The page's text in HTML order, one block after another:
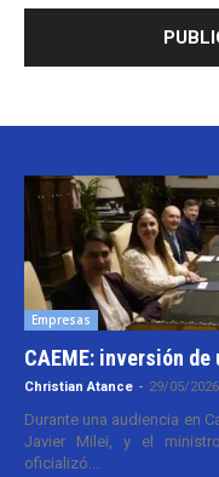
Empresas
CAEME: inversión
Christian Atance - 29/05/
Durante una audiencia en
Javier Milei, y el
oficializó...